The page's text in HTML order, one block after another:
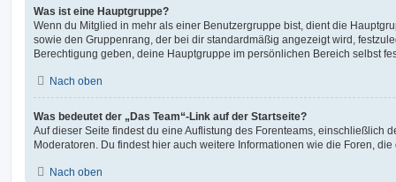
Was ist eine Hauptgruppe?
Wenn du Mitglied in mehr als einer Benutzergruppe bist, dient die
sowie den Gruppenrang, der bei dir standardmäßig angezeigt wird,
Berechtigung geben, deine Hauptgruppe im persönlichen Bereich selbst
Nach oben
Was bedeutet der „Das Team“-Link auf der Startseite?
Auf dieser Seite findest du eine Auflistung des Forenteams, einschließlich
Moderatoren. Du findest hier auch weitere Informationen wie die Foren,
Nach oben